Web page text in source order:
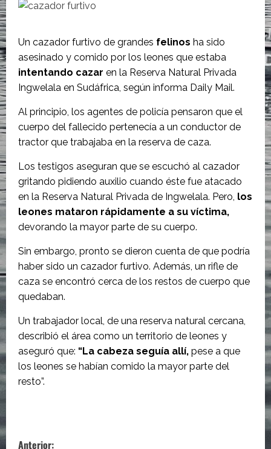
Un cazador furtivo de grandes felinos ha sido
asesinado y comido por los leones que estaba
intentando cazar en la Reserva Natural Privada
Ingwelala en Sudáfrica, según informa Daily Mail.
Al principio, los agentes de policía pensaron que el
cuerpo del fallecido pertenecía a un conductor de
tractor que trabajaba en la reserva de caza.
Los testigos aseguran que se escuchó al cazador
gritando pidiendo auxilio cuando éste fue atacado
en la Reserva Natural Privada de Ingwelala. Pero, los
leones mataron rápidamente a su víctima,
devorando la mayor parte de su cuerpo.
Sin embargo, pronto se dieron cuenta de que podría
haber sido un cazador furtivo. Además, un rifle de
caza se encontró cerca de los restos de cuerpo que
quedaban.
Un trabajador local, de una reserva natural cercana,
describió el área como un territorio de leones y
aseguró que: “La cabeza seguía allí, pese a que
los leones se habían comido la mayor parte del
resto”.
N
Anterior: